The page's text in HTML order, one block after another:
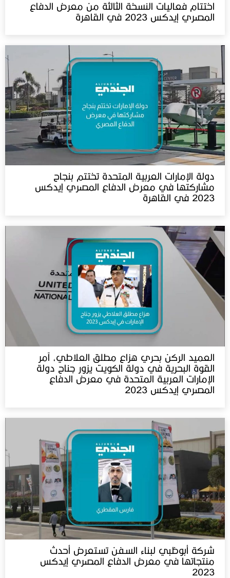
اختتام فعاليات النسخة الثالثة من معرض الدفاع
المصري إيدكس 2023 في القاهرة
دولة الإمارات العربية المتحدة تختتم بنجاح
مشاركتها في معرض الدفاع المصري إيدكس
2023 في القاهرة
العميد الركن بحري هزاع مطلق العلاطي، آمر
القوة البحرية في دولة الكويت يزور جناح دولة
الإمارات العربية المتحدة في معرض الدفاع
المصري إيدكس 2023
شركة أبوظبي لبناء السفن تستعرض أحدث
منتجاتها في معرض الدفاع المصري إيدكس‬⁩
2023